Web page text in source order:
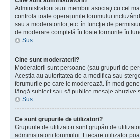
Administratorii sunt membrii asociaţi cu cel
controla toate operaţiunile forumului
sau a moderatorilor, etc. în funcţie de
de moderare completă în toate formurile în
Sus
Cine sunt moderatorii?
Moderatorii sunt persoane (sau grupuri de
Aceştia au autoritatea de a modifica sau
forumurile pe care le moderează. În mod
lângă subiect sau să publice mesaje abuzive
Sus
Ce sunt grupurile de utilizatori?
Grupurile de utilizatori sunt grupări de
administratorii forumului. Fiecare utilizator